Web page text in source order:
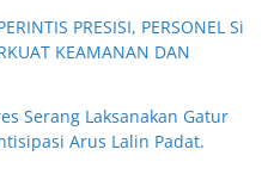
PRESISI, PERSONEL Si
KEAMANAN DAN
Serang Laksanakan Gatur
Arus Lalin Padat.